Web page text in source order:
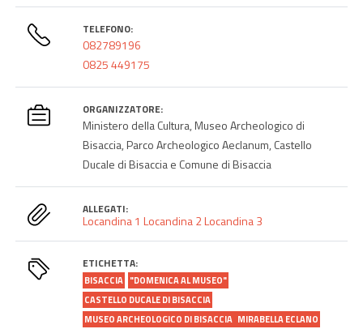
TELEFONO:
082789196
0825 449175
ORGANIZZATORE:
Ministero della Cultura, Museo Archeologico di
Bisaccia, Parco Archeologico Aeclanum, Castello
Ducale di Bisaccia e Comune di Bisaccia
ALLEGATI:
Locandina 1Locandina 2Locandina 3
ETICHETTA:
BISACCIA "DOMENICA AL MUSEO"
CASTELLO DUCALE DI BISACCIA
MUSEO ARCHEOLOGICO DI BISACCIA MIRABELLA ECLANO